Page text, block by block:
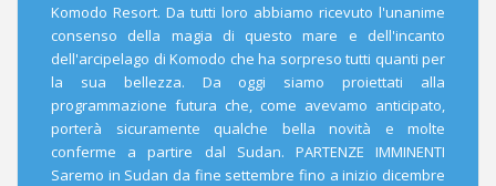
Komodo Resort. Da tutti loro abbiamo ricevuto l'unanime
consenso della magia di questo mare e dell'incanto
dell'arcipelago di Komodo che ha sorpreso tutti quanti per
la sua bellezza. Da oggi siamo proiettati alla
programmazione futura che, come avevamo anticipato,
porterà sicuramente qualche bella novità e molte
conferme a partire dal Sudan. PARTENZE IMMINENTI
Saremo in Sudan da fine settembre fino a inizio dicembre